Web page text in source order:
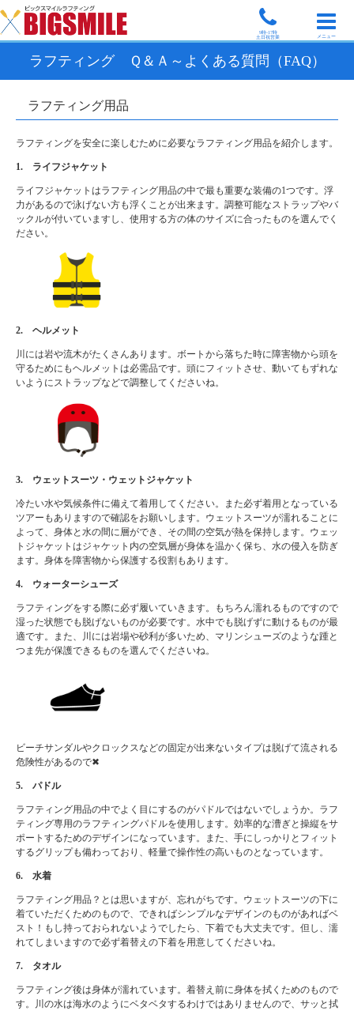
9時-17時
土日祝営業
メニュー
ラフティング Ｑ＆Ａ～よくある質問（FAQ）
ラフティング用品
ラフティングを安全に楽しむために必要なラフティング用品を紹介します。
1. ライフジャケット
ライフジャケットはラフティング用品の中で最も重要な装備の1つです。浮
力があるので泳げない方も浮くことが出来ます。調整可能なストラップやバ
ックルが付いていますし、使用する方の体のサイズに合ったものを選んでく
ださい。
2. ヘルメット
川には岩や流木がたくさんあります。ボートから落ちた時に障害物から頭を
守るためにもヘルメットは必需品です。頭にフィットさせ、動いてもずれな
いようにストラップなどで調整してくださいね。
3. ウェットスーツ・ウェットジャケット
冷たい水や気候条件に備えて着用してください。また必ず着用となっている
ツアーもありますので確認をお願いします。ウェットスーツが濡れることに
よって、身体と水の間に層ができ、その間の空気が熱を保持します。ウェッ
トジャケットはジャケット内の空気層が身体を温かく保ち、水の侵入を防ぎ
ます。身体を障害物から保護する役割もあります。
4. ウォーターシューズ
ラフティングをする際に必ず履いていきます。もちろん濡れるものですので
湿った状態でも脱げないものが必要です。水中でも脱げずに動けるものが最
適です。また、川には岩場や砂利が多いため、マリンシューズのような踵と
つま先が保護できるものを選んでくださいね。
ビーチサンダルやクロックスなどの固定が出来ないタイプは脱げて流される
危険性があるので✖
5. パドル
ラフティング用品の中でよく目にするのがパドルではないでしょうか。ラフ
ティング専用のラフティングパドルを使用します。効率的な漕ぎと操縦をサ
ポートするためのデザインになっています。また、手にしっかりとフィット
するグリップも備わっており、軽量で操作性の高いものとなっています。
6. 水着
ラフティング用品？とは思いますが、忘れがちです。ウェットスーツの下に
着ていただくためのもので、できればシンプルなデザインのものがあればベ
スト！もし持っておられないようでしたら、下着でも大丈夫です。但し、濡
れてしまいますので必ず着替えの下着を用意してくださいね。
7. タオル
ラフティング後は身体が濡れています。着替え前に身体を拭くためのもので
す。川の水は海水のようにベタベタするわけではありませんので、サッと拭